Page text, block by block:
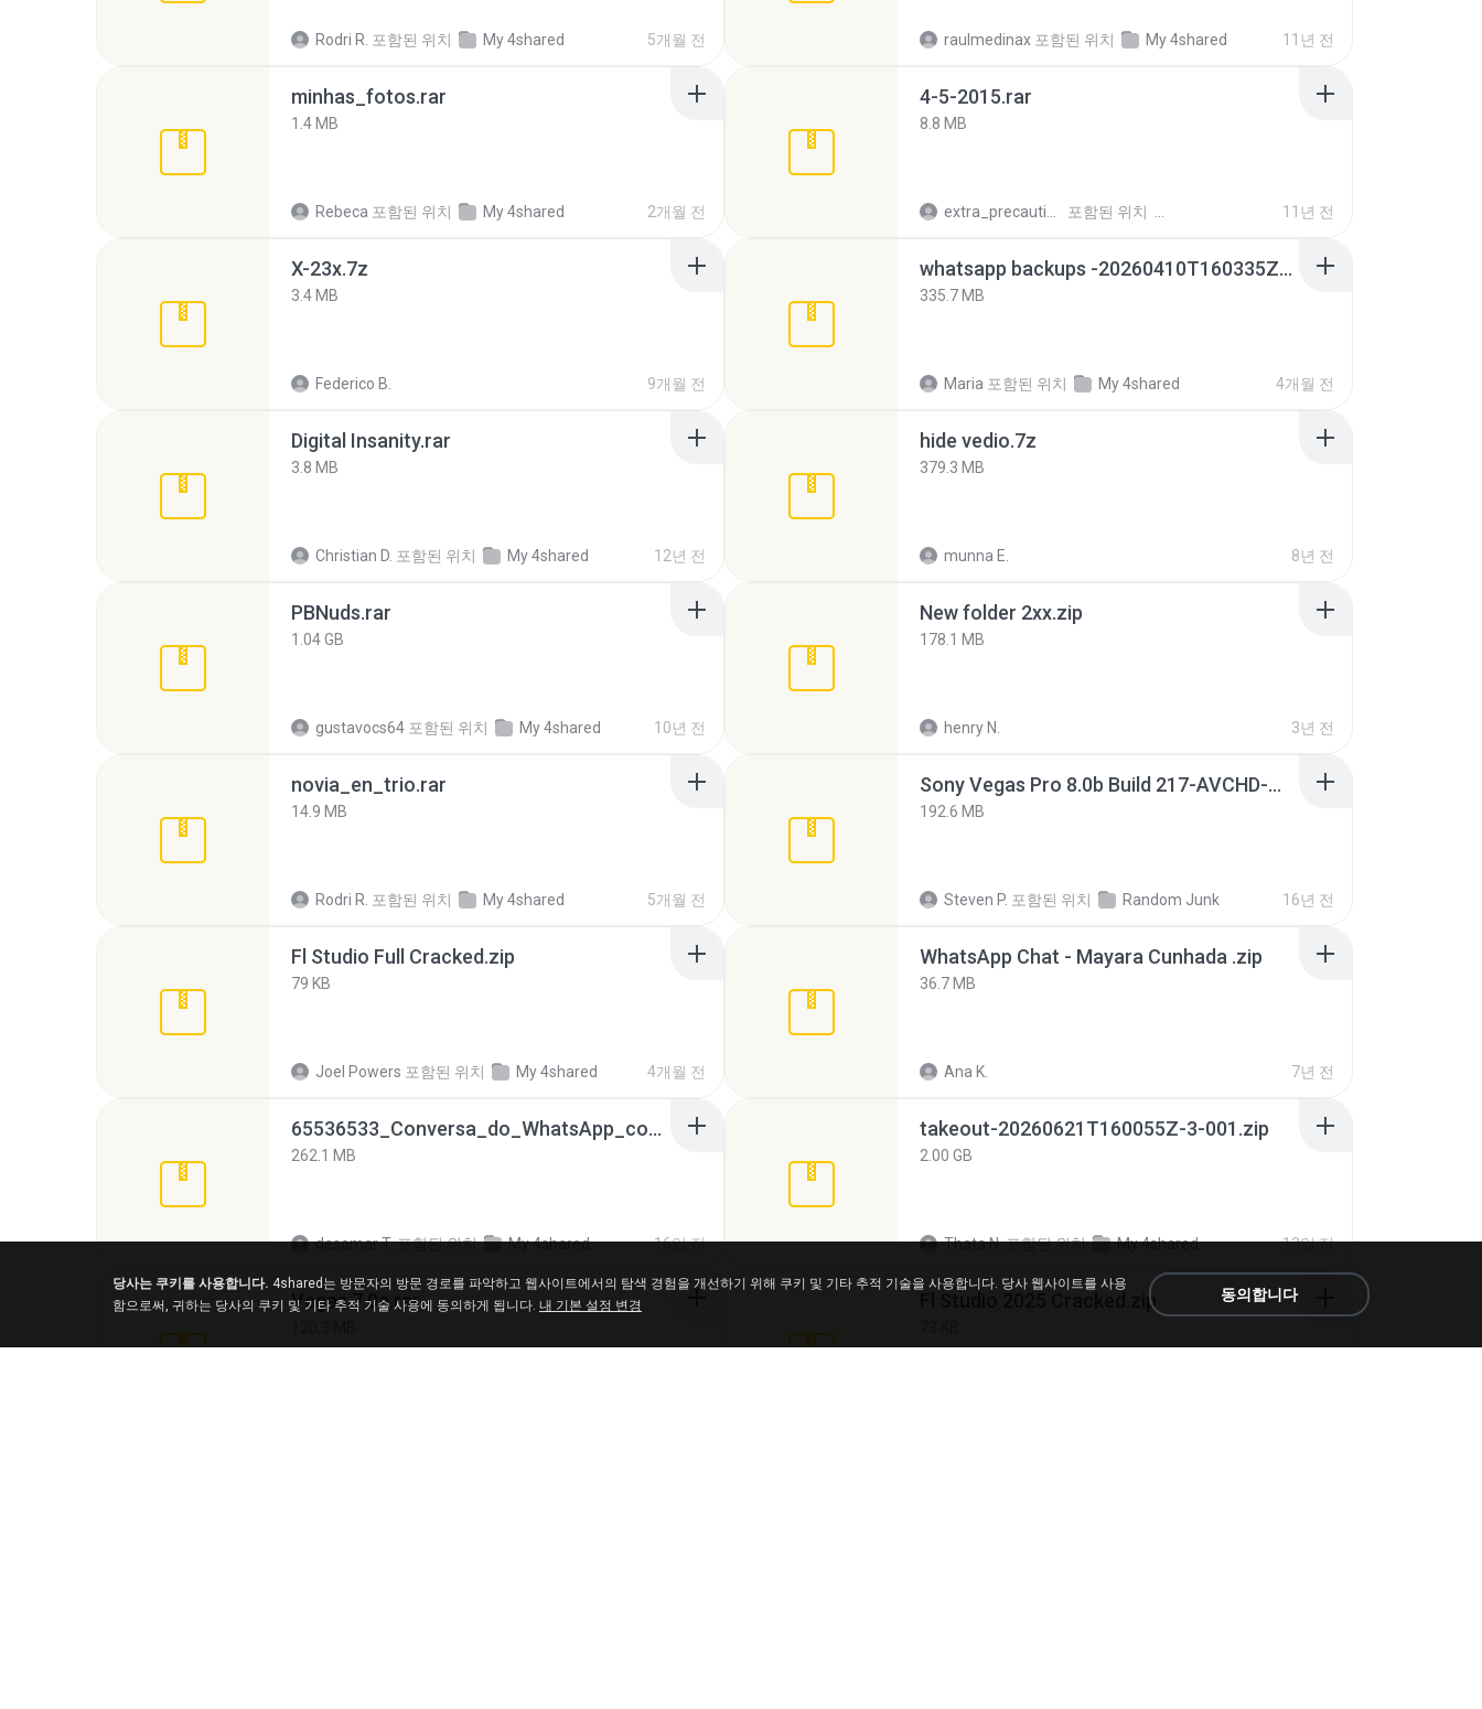
Rodri R. 포함된 위치 My 4shared 5개월 전 raulmedinax 포함된 위치 My 4shared 11년 전
minhas_fotos.rar
1.4 MB
Rebeca 포함된 위치 My 4shared 2개월 전
4-5-2015.rar
8.8 MB
포함된 위치 11년 전
X-23x.7z
3.4 MB
Federico B. 9개월 전
whatsapp backups -20260410T160335Z-3-001.zip
335.7 MB
Maria 포함된 위치 My 4shared 4개월 전
Digital Insanity.rar
3.8 MB
Christian D. 포함된 위치 My 4shared 12년 전
hide vedio.7z
379.3 MB
munna E. 8년 전
PBNuds.rar
1.04 GB
gustavocs64 포함된 위치 My 4shared 10년 전
New folder 2xx.zip
178.1 MB
henry N. 3년 전
novia_en_trio.rar
14.9 MB
Rodri R. 포함된 위치 My 4shared 5개월 전
Sony Vegas Pro 8.0b Build 217-AVCHD-MPG-AC3 FIXED.7z
192.6 MB
Steven P. 포함된 위치 Random Junk 16년 전
Fl Studio Full Cracked.zip
79 KB
Joel Powers 포함된 위치 My 4shared 4개월 전
WhatsApp Chat - Mayara Cunhada .zip
36.7 MB
Ana K. 7년 전
65536533_Conversa_do_WhatsApp_com_Meu_Esposo.zip
262.1 MB
desomar T.포함된 위치 My 4shared 16일 전
takeout-20260621T160055Z-3-001.zip
2.00 GB
Thata N.포함된 위치 My 4shared 13일 전
Vegas 7.0a.rar Fl Studio 2025 Cracked.zip
당사는 쿠키를 사용합니다. 4shared는 방문자의 방문 경로를 파악하고 웹사이트에서의 탐색 경험을 개선하기 위해 쿠키 및 기타 추적 기술을 사용합니다. 당사 웹사이트를 사용
함으로써, 귀하는 당사의 쿠키 및 기타 추적 기술 사용에 동의하게 됩니다. 내 기본 설정 변경
동의합니다